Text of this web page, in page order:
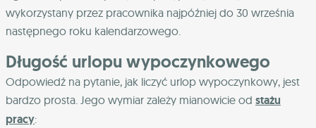
wykorzystany przez pracownika najpóźniej do 30 września
następnego roku kalendarzowego.
Długość urlopu wypoczynkowego
Odpowiedź na pytanie, jak liczyć urlop wypoczynkowy, jest
bardzo prosta. Jego wymiar zależy mianowicie od stażu
pracy: